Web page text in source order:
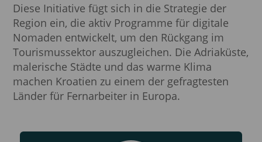
Diese Initiative fügt sich in die Strategie der
Region ein, die aktiv Programme für digitale
Nomaden entwickelt, um den Rückgang im
Tourismussektor auszugleichen. Die Adriaküste,
malerische Städte und das warme Klima
machen Kroatien zu einem der gefragtesten
Länder für Fernarbeiter in Europa.